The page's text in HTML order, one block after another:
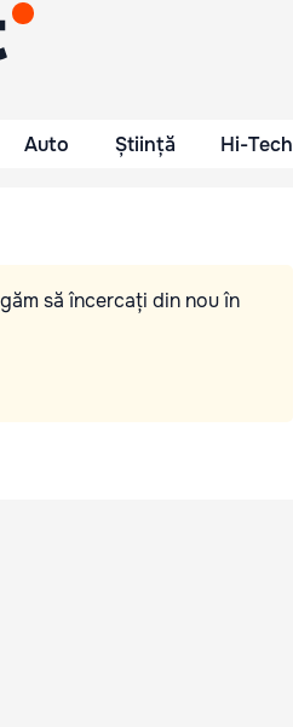
Auto Știință Hi-Tech
să încercați din nou în